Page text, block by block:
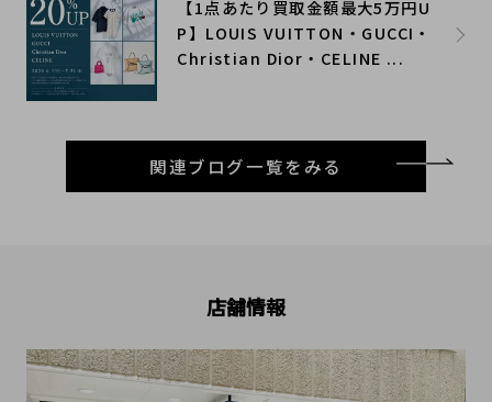
【1点あたり買取金額最大5万円U
P】LOUIS VUITTON・GUCCI・
Christian Dior・CELINE ...
関連ブログ一覧をみる
店舗情報